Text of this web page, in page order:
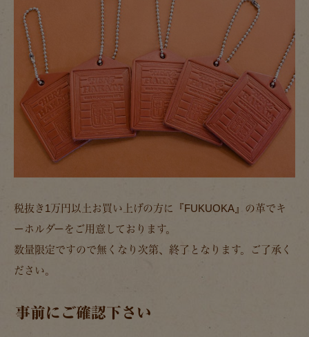
税抜き1万円以上お買い上げの方に『FUKUOKA』の革でキ
ーホルダーをご用意しております。
数量限定ですので無くなり次第、終了となります。ご了承く
ださい。
事前にご確認下さい